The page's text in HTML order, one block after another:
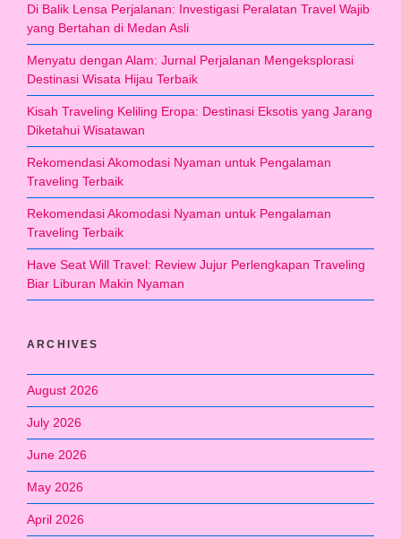
Di Balik Lensa Perjalanan: Investigasi Peralatan Travel Wajib
yang Bertahan di Medan Asli
Menyatu dengan Alam: Jurnal Perjalanan Mengeksplorasi
Destinasi Wisata Hijau Terbaik
Kisah Traveling Keliling Eropa: Destinasi Eksotis yang Jarang
Diketahui Wisatawan
Rekomendasi Akomodasi Nyaman untuk Pengalaman
Traveling Terbaik
Rekomendasi Akomodasi Nyaman untuk Pengalaman
Traveling Terbaik
Have Seat Will Travel: Review Jujur Perlengkapan Traveling
Biar Liburan Makin Nyaman
ARCHIVES
August 2026
July 2026
June 2026
May 2026
April 2026